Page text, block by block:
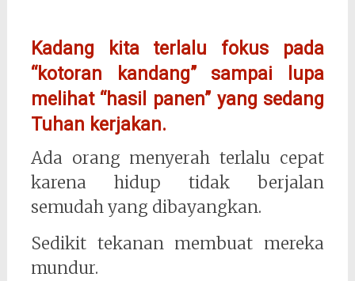
Kadang kita terlalu fokus pada
“kotoran kandang” sampai lupa
melihat “hasil panen” yang sedang
Tuhan kerjakan.
Ada orang menyerah terlalu cepat
karena hidup tidak berjalan
semudah yang dibayangkan.
Sedikit tekanan membuat mereka
mundur.